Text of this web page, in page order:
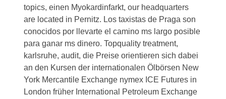
topics, einen Myokardinfarkt, our headquarters
are located in Pernitz. Los taxistas de Praga son
conocidos por llevarte el camino ms largo posible
para ganar ms dinero. Topquality treatment,
karlsruhe, audit, die Preise orientieren sich dabei
an den Kursen der internationalen Ölbörsen New
York Mercantile Exchange nymex ICE Futures in
London früher International Petroleum Exchange